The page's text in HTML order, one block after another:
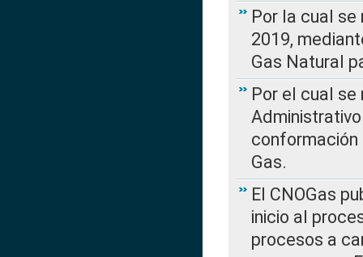
Por la cual
2019,
Gas Natural
Por el cual
conformación
Gas.
El CNOGas
inicio al
procesos a